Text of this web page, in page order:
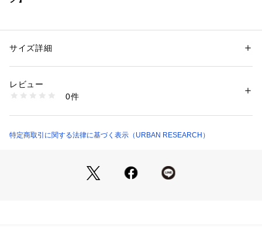
特殊加工を施したマットな見た目と質感が特徴の素材を採用
し、撥水加工が施されているので、小雨や多少の雪の日でも安
部が蒸れることなく、快適な状態を保ちます。
付き。背面にもジップポケットを搭載し収納面も申し分なし。
ボディーバックのサイズ感に使いやすさと収納力はこだわり、
性別：メンズ
素材：表地 : ポリエステル100%裏地 : ポリエステル100%
洗濯：-
※詳しい洗濯方法については、商品の品質表示タグをご覧ください
XX46-1AU0303 （ショップ）
サイズ詳細
レビュー
0件
特定商取引に関する法律に基づく表示（URBAN RESEARCH）